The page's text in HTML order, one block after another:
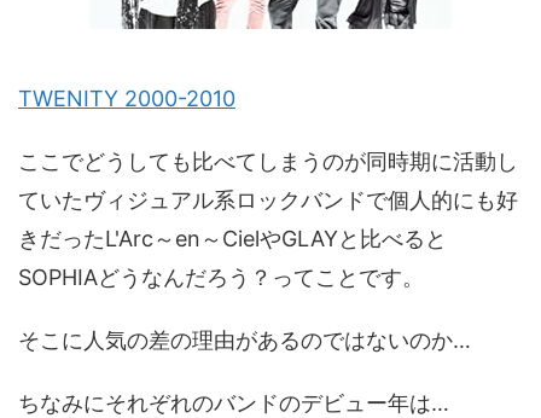
TWENITY 2000-2010
ここでどうしても比べてしまうのが同時期に活動し
ていたヴィジュアル系ロックバンドで個人的にも好
きだったL'Arc～en～CielやGLAYと比べると
SOPHIAどうなんだろう？ってことです。
そこに人気の差の理由があるのではないのか…
ちなみにそれぞれのバンドのデビュー年は…